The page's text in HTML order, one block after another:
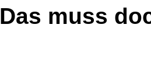
Das muss